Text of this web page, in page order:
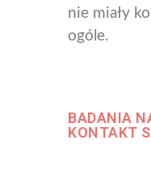
nie miały
ogóle.
BADANIA
KONTAKT